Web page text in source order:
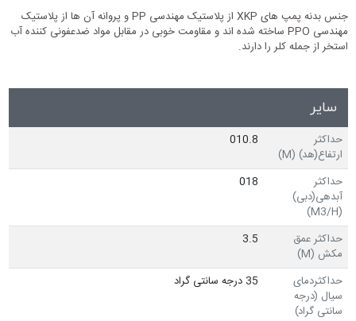
جنس بدنه پمپ های XKP از پلاستیک مهندسی PP و پروانه آن ها از پلاستیک
مهندسی PPO ساخته شده اند و مقاومت خوبی در مقابل مواد ضدعفونی کننده آب
استخر از جمله کلر را دارند.
سایر
حداکثر
ارتفاع(هد) (M)
010.8
حداکثر
آبدهی(دبی)
(M3/H)
018
حداکثر عمق
مکش (M)
3.5
حداکثردمای
سیال (درجه
سانتی گراد)
35 درجه سانتی گراد